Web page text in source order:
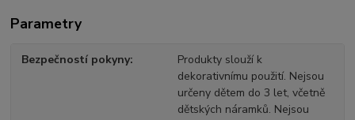
Parametry
Bezpečností pokyny
Produkty slouží k
dekorativnímu použití. Nejsou
určeny dětem do 3 let, včetně
dětských náramků. Nejsou